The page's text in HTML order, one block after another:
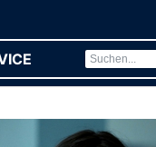
(CURRENT)